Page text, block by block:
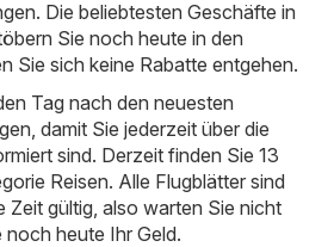
Die beliebtesten Geschäfte in
Sie noch heute in den
Sie sich keine Rabatte entgehen.
Tag nach den neuesten
damit Sie jederzeit über die
sind. Derzeit finden Sie 13
Reisen. Alle Flugblätter sind
Zeit gültig, also warten Sie nicht
noch heute Ihr Geld.